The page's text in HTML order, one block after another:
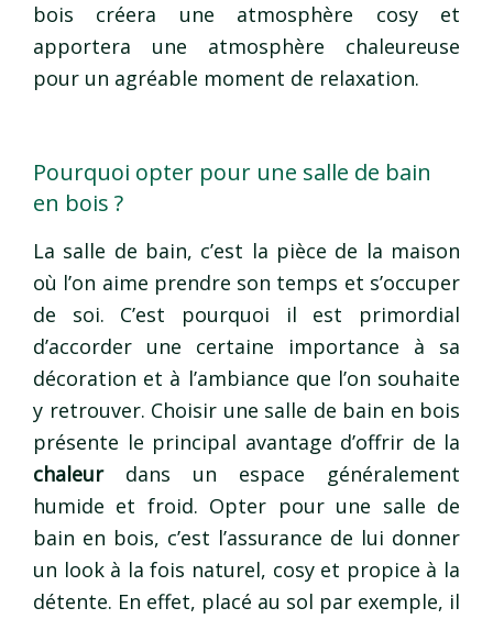
bois créera une atmosphère cosy et
apportera une atmosphère chaleureuse
pour un agréable moment de relaxation.
Pourquoi opter pour une salle de bain
en bois ?
La salle de bain, c’est la pièce de la maison
où l’on aime prendre son temps et s’occuper
de soi. C’est pourquoi il est primordial
d’accorder une certaine importance à sa
décoration et à l’ambiance que l’on souhaite
y retrouver. Choisir une salle de bain en bois
présente le principal avantage d’offrir de la
chaleurdans un espace généralement
humide et froid. Opter pour une salle de
bain en bois, c’est l’assurance de lui donner
un look à la fois naturel, cosy et propice à la
détente. En effet, placé au sol par exemple, il